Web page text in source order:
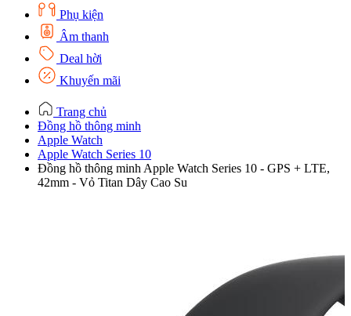
Phụ kiện
Âm thanh
Deal hời
Khuyến mãi
Trang chủ
Đồng hồ thông minh
Apple Watch
Apple Watch Series 10
Đồng hồ thông minh Apple Watch Series 10 - GPS + LTE,
42mm - Vỏ Titan Dây Cao Su